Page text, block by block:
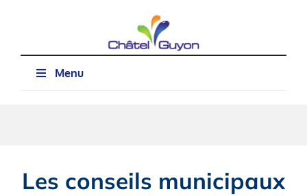
Menu
Les conseils municipaux